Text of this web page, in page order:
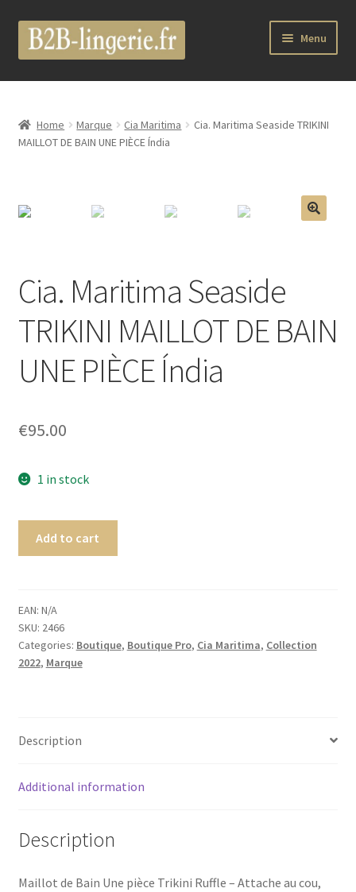
Aller
Aller
au
Menu
B2B Lingerie Site Officiel
Wholesale Registration Page
Boutique
Luxury Lingerie
Femme
Homme
Home Marque Cia Maritima
Cia. Maritima Seaside TRIKINI
MAILLOT DE BAIN UNE PIÈCE Índia
Cia. Maritima Seaside
TRIKINI MAILLOT DE BAIN
UNE PIÈCE Índia
€95.00
1 in stock
Add to cart
EAN: N/A
SKU: 2466
Categories: Boutique, Boutique Pro, Cia Maritima, Collection
2022, Marque
Description
Additional information
Description
Maillot de Bain Une pièce Trikini Ruffle – Attache au cou,